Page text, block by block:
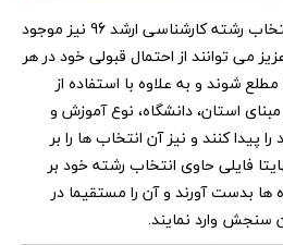
‏این کد رشته ها در نرم افزار انتخاب رشته کارشناسی ارشد 96 نیز موجود
می توانند از احتمال قبولی خود در هر
شوند و به علاوه با استفاده از
استان، دانشگاه، نوع آموزش و
پیدا کنند و نیز آن انتخاب ها را بر
فایلی حاوی انتخاب رشته خود بر
بدست آورند و آن را مستقیما در
وارد نمایند.